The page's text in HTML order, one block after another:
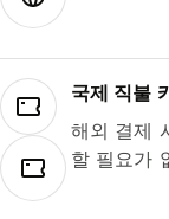
국제 직불
해외 결제
할 필요가